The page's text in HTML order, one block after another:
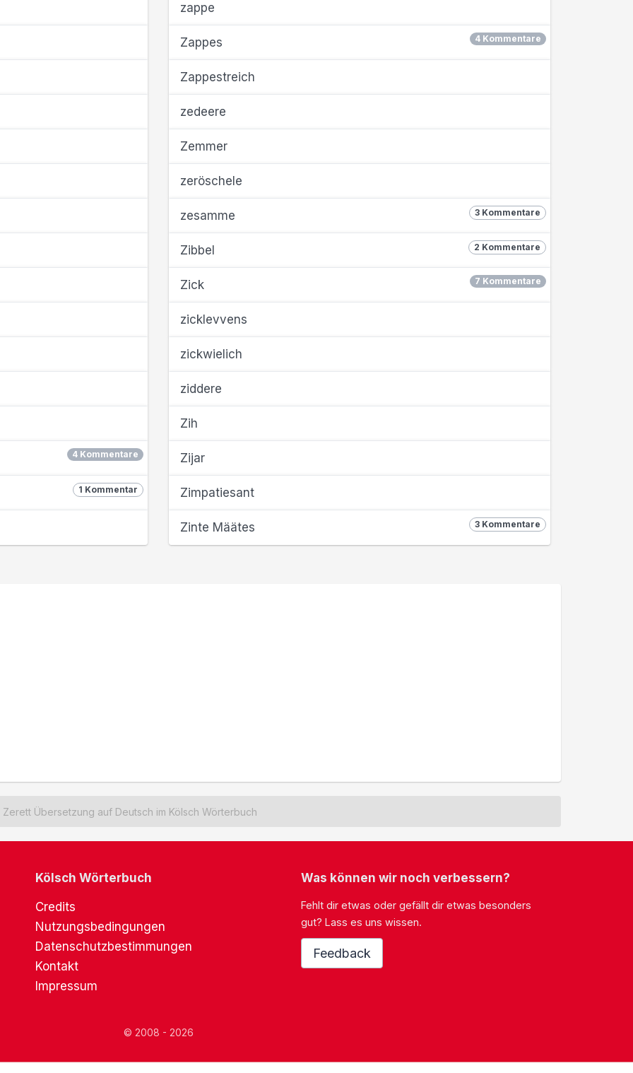
4 Kommentare
1 Kommentar
zappe
4 Kommentare
Zappes
Zappestreich
zedeere
Zemmer
zeröschele
3 Kommentare
zesamme
2 Kommentare
Zibbel
7 Kommentare
Zick
zicklevvens
zickwielich
ziddere
Zih
Zijar
Zimpatiesant
3 Kommentare
Zinte Määtes
Zerett Übersetzung auf Deutsch im Kölsch Wörterbuch
Kölsch Wörterbuch
Credits
Nutzungsbedingungen
Datenschutzbestimmungen
Kontakt
Impressum
Was können wir noch verbessern?
Fehlt dir etwas oder gefällt dir etwas besonders
gut? Lass es uns wissen.
Feedback
© 2008 - 2026